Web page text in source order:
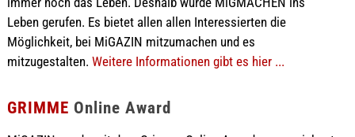
Leben gerufen. Es bietet allen allen Interessierten die
Möglichkeit, bei MiGAZIN mitzumachen und es
mitzugestalten. Weitere Informationen gibt es hier ...
GRIMME Online Award